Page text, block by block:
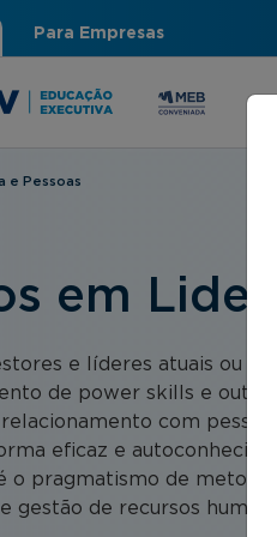
Para Empresas
aqui
e Pessoas
em
e líderes atuais ou
de power skills e
relacionamento com
eficaz e
o pragmatismo de
gestão de recursos